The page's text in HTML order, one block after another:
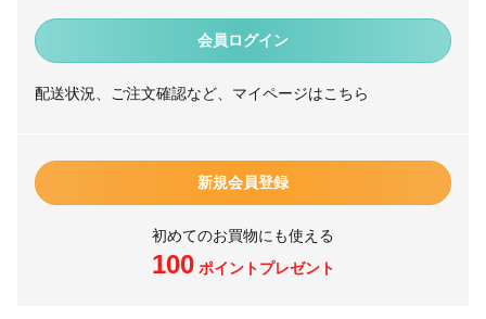
会員ログイン
配送状況、ご注文確認など、マイページはこちら
新規会員登録
初めてのお買物にも使える
100ポイントプレゼント